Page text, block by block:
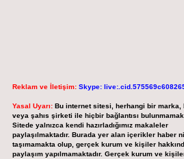
Reklam ve İletişim: Skype:
Yasal Uyarı: Bu internet sitesi, herhangi bir marka,
veya şahıs şirketi ile hiçbir bağlantısı
Sitede yalnızca kendi hazırladığımız makaleler
paylaşılmaktadır. Burada yer alan içerikler haber
taşımamakta olup, gerçek kurum ve kişiler
paylaşım yapılmamaktadır. Gerçek kurum ve